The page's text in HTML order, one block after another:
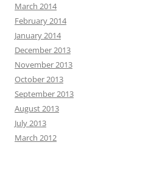
March 2014
February 2014
January 2014
December 2013
November 2013
October 2013
September 2013
August 2013
July 2013
March 2012